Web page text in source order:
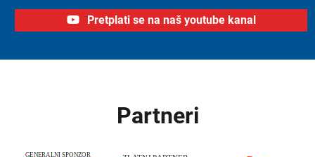
Pretplati se na naš youtube kanal
Partneri